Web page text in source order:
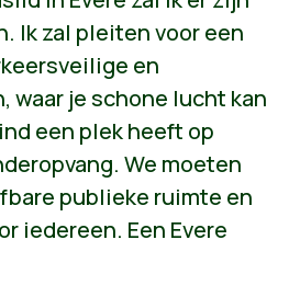
Ik zal pleiten voor een
en
waar je schone lucht kan
een plek heeft op
We moeten
publieke ruimte en
iedereen. Een Evere